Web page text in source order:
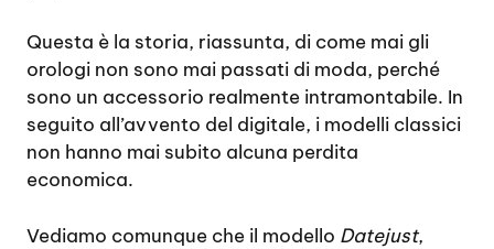
Questa è la storia, riassunta, di come mai gli
orologi non sono mai passati di moda, perché
sono un accessorio realmente intramontabile. In
seguito all’avvento del digitale, i modelli classici
non hanno mai subito alcuna perdita
economica.
Vediamo comunque che il modello Datejust,